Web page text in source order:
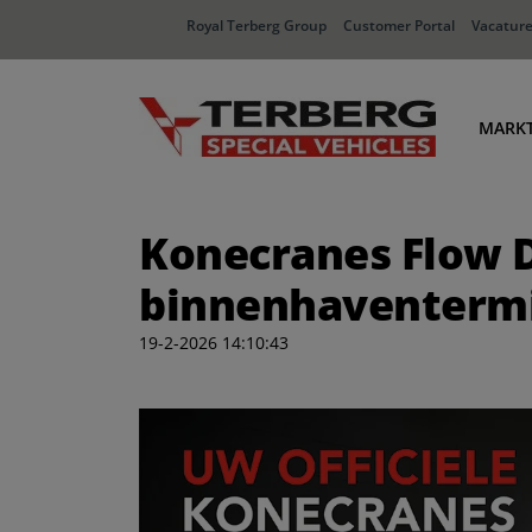
Royal Terberg Group Customer Portal
Konecranes Flow
19-2-2026 14:10:43